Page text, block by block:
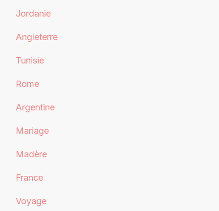
Jordanie
Angleterre
Tunisie
Rome
Argentine
Mariage
Madère
France
Voyage